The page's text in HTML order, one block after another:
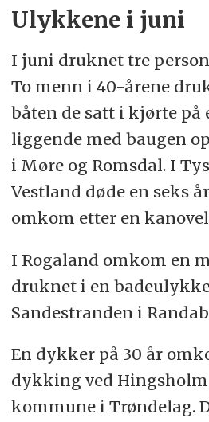
8 – 14 år: 0
26 – 40 år: 5
41 – 60 år: 11
61 år og eldre: 12
Fylker
Rogaland: 4
Agder: 4
Oslo: 3
Troms og
Ulykkene i juni
I juni druknet tre
To menn i 40-årene
båten de satt i kjørte
liggende med baugen
i Møre og Romsdal. I
Vestland døde en seks
omkom etter en
I Rogaland omkom en
druknet i en
Sandestranden i
En dykker på 30 år
dykking ved
kommune i Trøndelag.